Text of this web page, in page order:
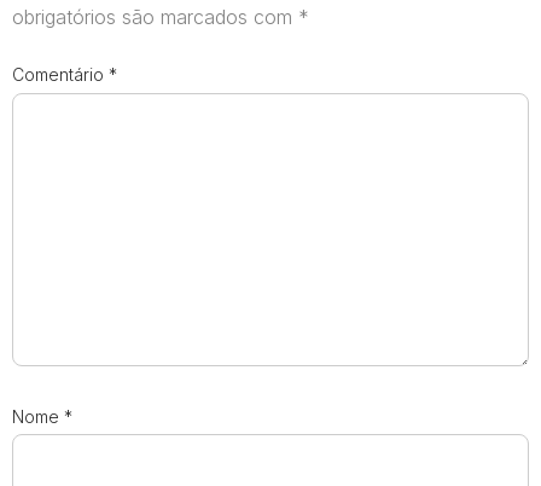
obrigatórios são marcados com *
Comentário *
Nome *